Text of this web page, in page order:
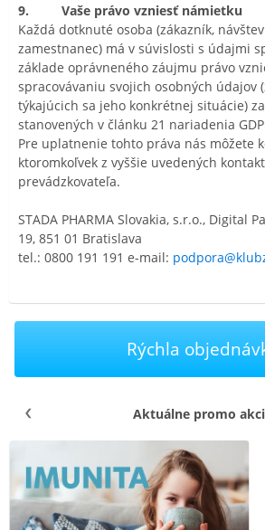
9. Vaše právo vzniesť námietku
Každá dotknuté osoba (zákazník,
zamestnanec) má v súvislosti s údajmi
základe oprávneného záujmu právo
spracovávaniu svojich osobných údajov
týkajúcich sa jeho konkrétnej situácie)
stanovených v článku 21 nariadenia
Pre uplatnenie tohto práva nás môžete
ktoromkoľvek z vyššie uvedených
prevádzkovateľa.
STADA PHARMA Slovakia, s.r.o., Digital
19, 851 01 Bratislava
tel.: 0800 191 191 e-mail:
Rýchla
Aktuálne promo